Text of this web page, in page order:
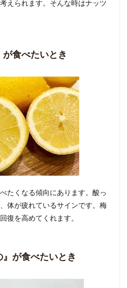
えられます。そんな時はナッツ
が食べたいとき
たくなる傾向にあります。酸っ
体が疲れているサインです。梅
復を高めてくれます。
』が食べたいとき